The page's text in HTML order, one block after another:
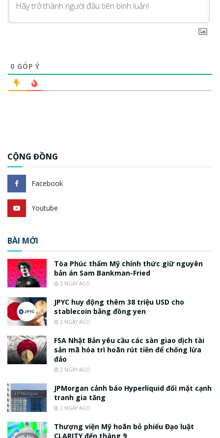
0 GÓP Ý
CỘNG ĐỒNG
Facebook
Youtube
BÀI MỚI
Tòa Phúc thẩm Mỹ chính thức giữ nguyên
bản án Sam Bankman-Fried
2 NGÀY AGO
JPYC huy động thêm 38 triệu USD cho
stablecoin bằng đồng yen
2 NGÀY AGO
FSA Nhật Bản yêu cầu các sàn giao dịch tài
sản mã hóa trì hoãn rút tiền để chống lừa
đảo
2 NGÀY AGO
JPMorgan cảnh báo Hyperliquid đối mặt cạnh
tranh gia tăng
2 NGÀY AGO
Thượng viện Mỹ hoãn bỏ phiếu Đạo luật
CLARITY đến tháng 9